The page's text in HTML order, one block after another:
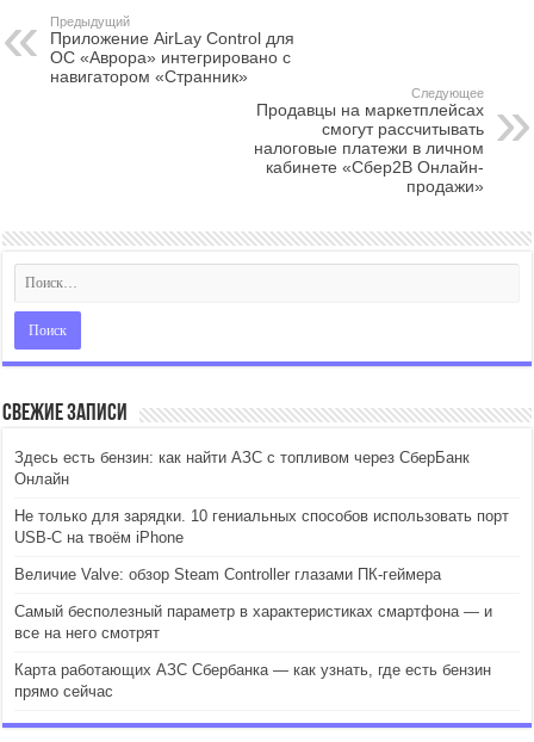
Предыдущий
Приложение AirLay Control для
ОС «Аврора» интегрировано с
навигатором «Странник»
Следующее
Продавцы на маркетплейсах
смогут рассчитывать
налоговые платежи в личном
кабинете «Cбер2B Онлайн-
продажи»
Свежие записи
Здесь есть бензин: как найти АЗС с топливом через СберБанк
Онлайн
Не только для зарядки. 10 гениальных способов использовать порт
USB-C на твоём iPhone
Величие Valve: обзор Steam Controller глазами ПК-геймера
Самый бесполезный параметр в характеристиках смартфона — и
все на него смотрят
Карта работающих АЗС Сбербанка — как узнать, где есть бензин
прямо сейчас